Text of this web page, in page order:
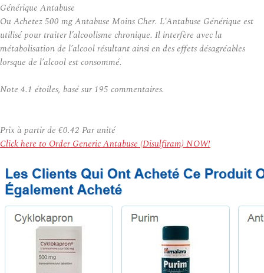
Générique Antabuse
Ou Achetez 500 mg Antabuse Moins Cher. L’Antabuse Générique est
utilisé pour traiter l’alcoolisme chronique. Il interfère avec la
métabolisation de l’alcool résultant ainsi en des effets désagréables
lorsque de l’alcool est consommé.
Note 4.1 étoiles, basé sur 195 commentaires.
Prix à partir de €0.42 Par unité
Click here to Order Generic Antabuse (Disulfiram) NOW!